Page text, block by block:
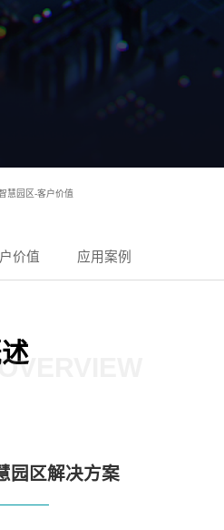
慧园区-客户价值
价值 应用案例
园区解决方案